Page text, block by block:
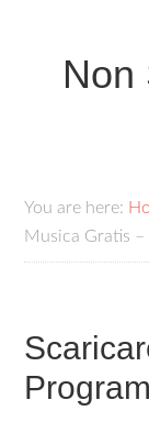
Non
You are here:
Musica Gratis